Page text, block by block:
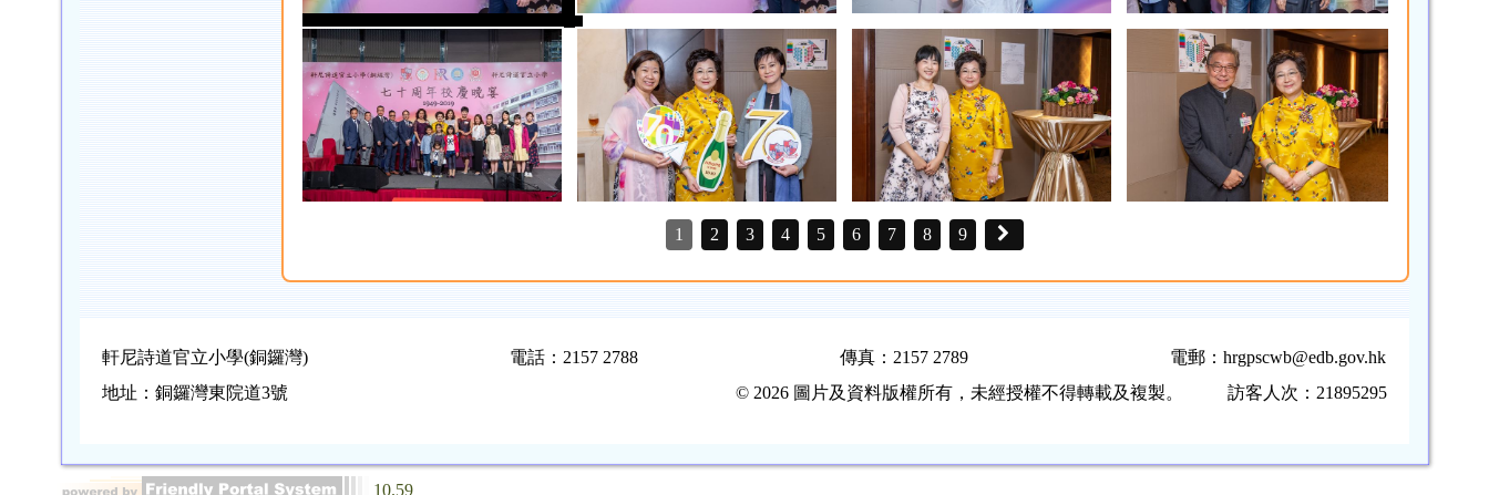
1 2 3 4 5 6 7 8 9
軒尼詩道官立小學(銅鑼灣) 電話：2157 2788 傳真：2157 2789 電郵：hrgpscwb@edb.gov.hk
地址：銅鑼灣東院道3號
© 2026 圖片及資料版權所有，未經授權不得轉載及複製。 訪客人次：21895295
10.59